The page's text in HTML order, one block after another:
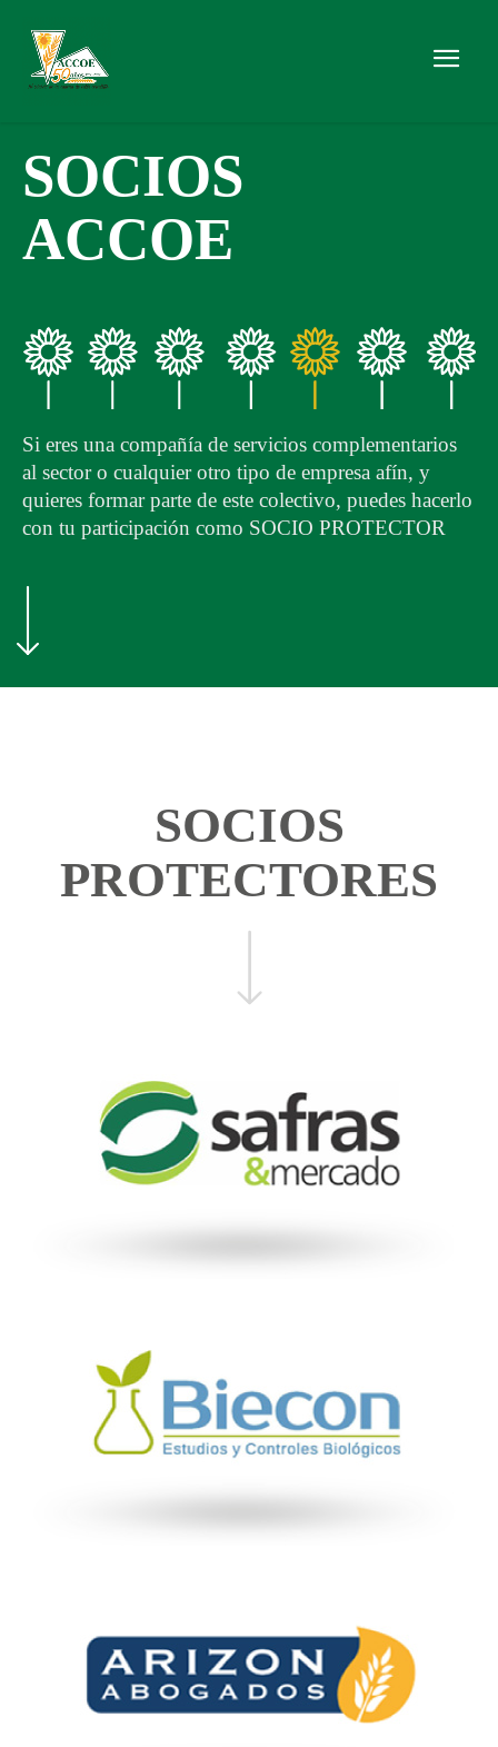
SOCIOS
ACCOE
Si eres una compañía de servicios complementarios
al sector o cualquier otro tipo de empresa afín, y
quieres formar parte de este colectivo, puedes hacerlo
con tu participación como SOCIO PROTECTOR
SOCIOS
PROTECTORES